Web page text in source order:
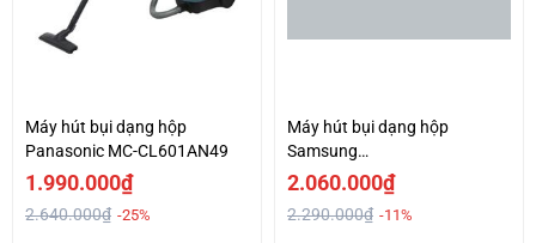
Máy hút bụi dạng hộp
Panasonic MC-CL601AN49
1.990.000₫
2.640.000₫ -25%
Máy hút bụi dạng hộp
Samsung
VC18M21M0VN/SV-N
2.060.000₫
2.290.000₫ -11%